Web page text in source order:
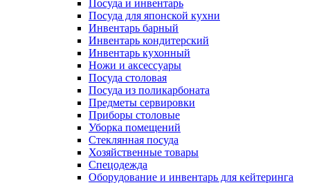
Посуда и инвентарь
Посуда для японской кухни
Инвентарь барный
Инвентарь кондитерский
Инвентарь кухонный
Ножи и аксессуары
Посуда столовая
Посуда из поликарбоната
Предметы сервировки
Приборы столовые
Уборка помещений
Стеклянная посуда
Хозяйственные товары
Спецодежда
Оборудование и инвентарь для кейтеринга